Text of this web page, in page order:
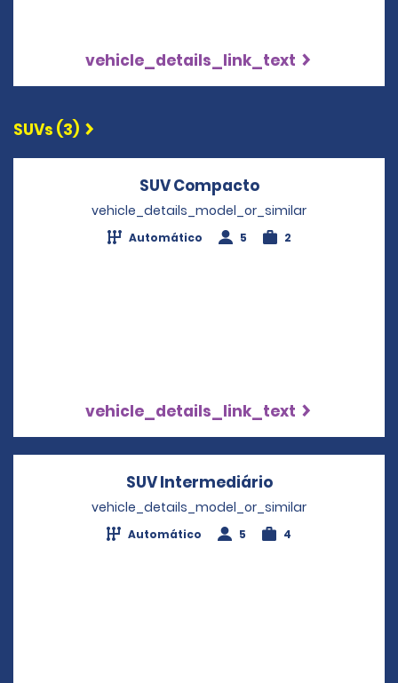
vehicle_details_link_text
SUVs (3)
SUV CompactoOpens in a new
vehicle_details_model_or_similar
Automático 5 2
vehicle_details_link_text
SUV IntermediárioOpens in a
vehicle_details_model_or_similar
Automático 5 4